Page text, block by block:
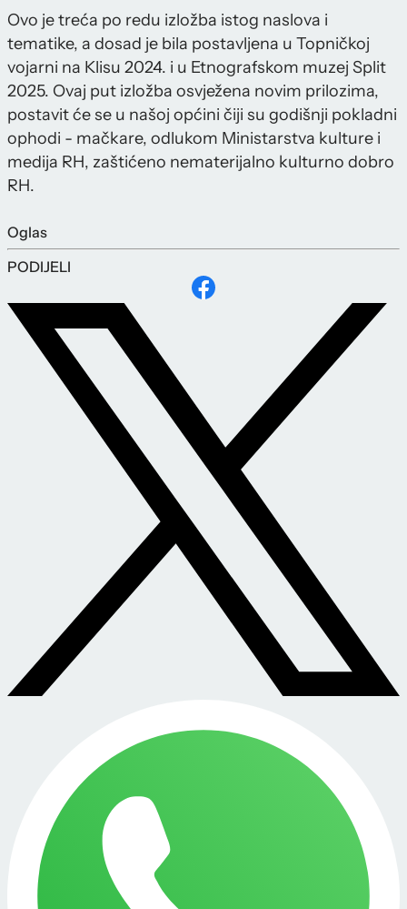
Ovo je treća po redu izložba istog naslova i
tematike, a dosad je bila postavljena u Topničkoj
vojarni na Klisu 2024. i u Etnografskom muzej Split
2025. Ovaj put izložba osvježena novim prilozima,
postavit će se u našoj općini čiji su godišnji pokladni
ophodi - mačkare, odlukom Ministarstva kulture i
medija RH, zaštićeno nematerijalno kulturno dobro
RH.
Oglas
PODIJELI